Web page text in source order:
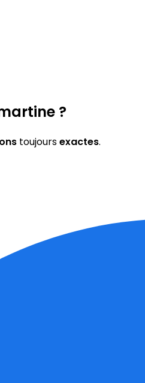
?
toujoursexactes.